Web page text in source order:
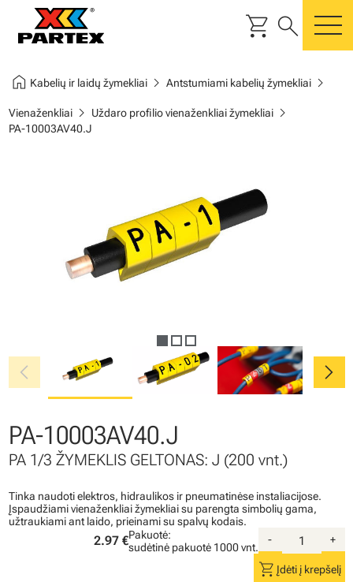
shopping_cart search
home Kabelių ir laidų žymekliaichevron_right Antstumiami kabelių žymekliaichevron_right
Vienaženkliaichevron_right Uždaro profilio vienaženkliai žymekliaichevron_right
PA-10003AV40.J
chevron_left chevron_right
PA-10003AV40.J
PA 1/3 ŽYMEKLIS GELTONAS: J (200 vnt.)
Tinka naudoti elektros, hidraulikos ir pneumatinėse instaliacijose.
Įspaudžiami vienaženkliai žymekliai su parengta simbolių gama,
užtraukiami ant laido, prieinami su spalvų kodais.
2.97 €Pakuotė:
sudėtinė pakuotė 1000 vnt.
- +
shopping_cart Įdėti į krepšelį